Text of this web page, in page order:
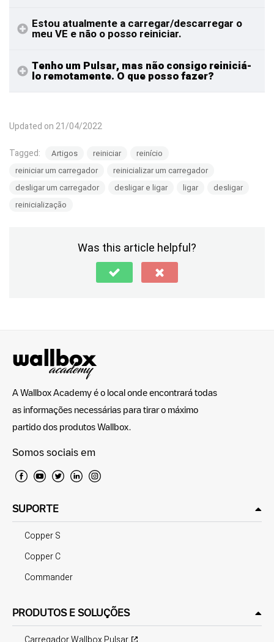
Estou atualmente a carregar/descarregar o
meu VE e não o posso reiniciar.
Tenho um Pulsar, mas não consigo reiniciá-
lo remotamente. O que posso fazer?
Updated on 21/04/2022
Tagged: Artigos reiniciar
reinício
reiniciar um carregador
reinicializar um carregador
desligar um carregador
desligar e ligar ligar
desligar
reinicialização
Was this article helpful?
A Wallbox Academy é o local onde encontrará todas
as informações necessárias para tirar o máximo
partido dos produtos Wallbox.
Somos sociais em
SUPORTE
Copper S
Copper C
Commander
PRODUTOS E SOLUÇÕES